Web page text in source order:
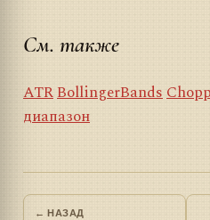
См. также
ATRBollingerBands
диапазон
← НАЗАД